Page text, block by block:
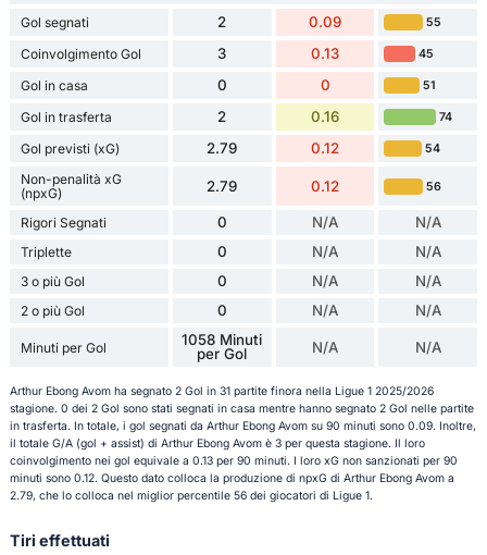
Gol segnati
2 0.09 55
Coinvolgimento Gol 3 0.13 45
Gol in casa 0 0 51
Gol in trasferta 2 0.16 74
Gol previsti (xG) 2.79 0.12 54
Non-penalità xG
(npxG)
2.79 0.12 56
Rigori Segnati 0 N/A N/A
Triplette 0 N/A N/A
3 o più Gol 0 N/A N/A
2 o più Gol 0 N/A N/A
Minuti per Gol
1058 Minuti
per Gol
N/A N/A
Arthur Ebong Avom ha segnato 2 Gol in 31 partite finora nella Ligue 1 2025/2026
stagione. 0 dei 2 Gol sono stati segnati in casa mentre hanno segnato 2 Gol nelle partite
in trasferta. In totale, i gol segnati da Arthur Ebong Avom su 90 minuti sono 0.09. Inoltre,
il totale G/A (gol + assist) di Arthur Ebong Avom è 3 per questa stagione. Il loro
coinvolgimento nei gol equivale a 0.13 per 90 minuti. I loro xG non sanzionati per 90
minuti sono 0.12. Questo dato colloca la produzione di npxG di Arthur Ebong Avom a
2.79, che lo colloca nel miglior percentile 56 dei giocatori di Ligue 1.
Tiri effettuati